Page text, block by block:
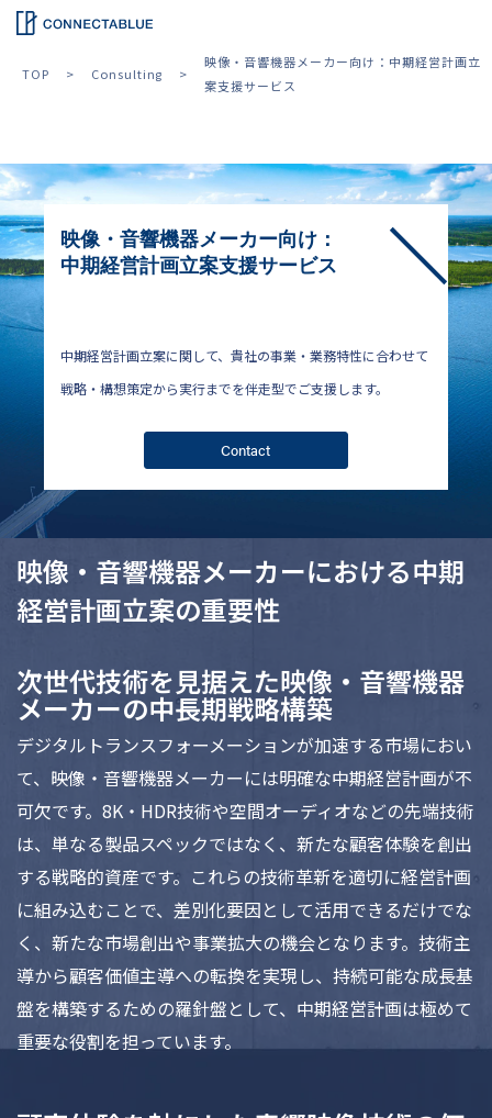
TOP Consulting
映像・音響機器メーカー向け：中期経営計画立
案支援サービス
映像・音響機器メーカー向け：
中期経営計画立案支援サービス
中期経営計画立案に関して、貴社の事業・業務特性に合わせて
戦略・構想策定から実行までを伴走型でご支援します。
Contact
映像・音響機器メーカーにおける中期
経営計画立案の重要性
次世代技術を見据えた映像・音響機器
メーカーの中長期戦略構築
デジタルトランスフォーメーションが加速する市場におい
て、映像・音響機器メーカーには明確な中期経営計画が不
可欠です。8K・HDR技術や空間オーディオなどの先端技術
は、単なる製品スペックではなく、新たな顧客体験を創出
する戦略的資産です。これらの技術革新を適切に経営計画
に組み込むことで、差別化要因として活用できるだけでな
く、新たな市場創出や事業拡大の機会となります。技術主
導から顧客価値主導への転換を実現し、持続可能な成長基
盤を構築するための羅針盤として、中期経営計画は極めて
重要な役割を担っています。